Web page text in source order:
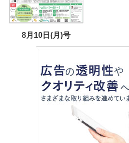
8月10日(月)号